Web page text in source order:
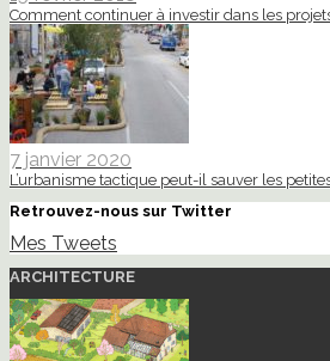
Comment continuer à investir dans les
7 janvier 2020
L’urbanisme tactique peut-il sauver les
Retrouvez-nous sur Twitter
Mes Tweets
ARCHITECTURE